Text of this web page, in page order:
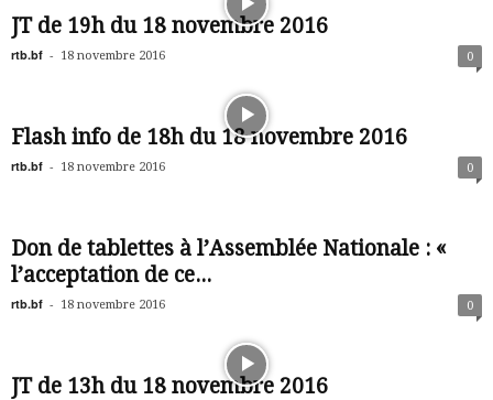
JT de 19h du 18 novembre 2016
rtb.bf - 18 novembre 2016 0
Flash info de 18h du 18 novembre 2016
rtb.bf - 18 novembre 2016 0
Don de tablettes à l’Assemblée Nationale : «
l’acceptation de ce...
rtb.bf - 18 novembre 2016 0
JT de 13h du 18 novembre 2016